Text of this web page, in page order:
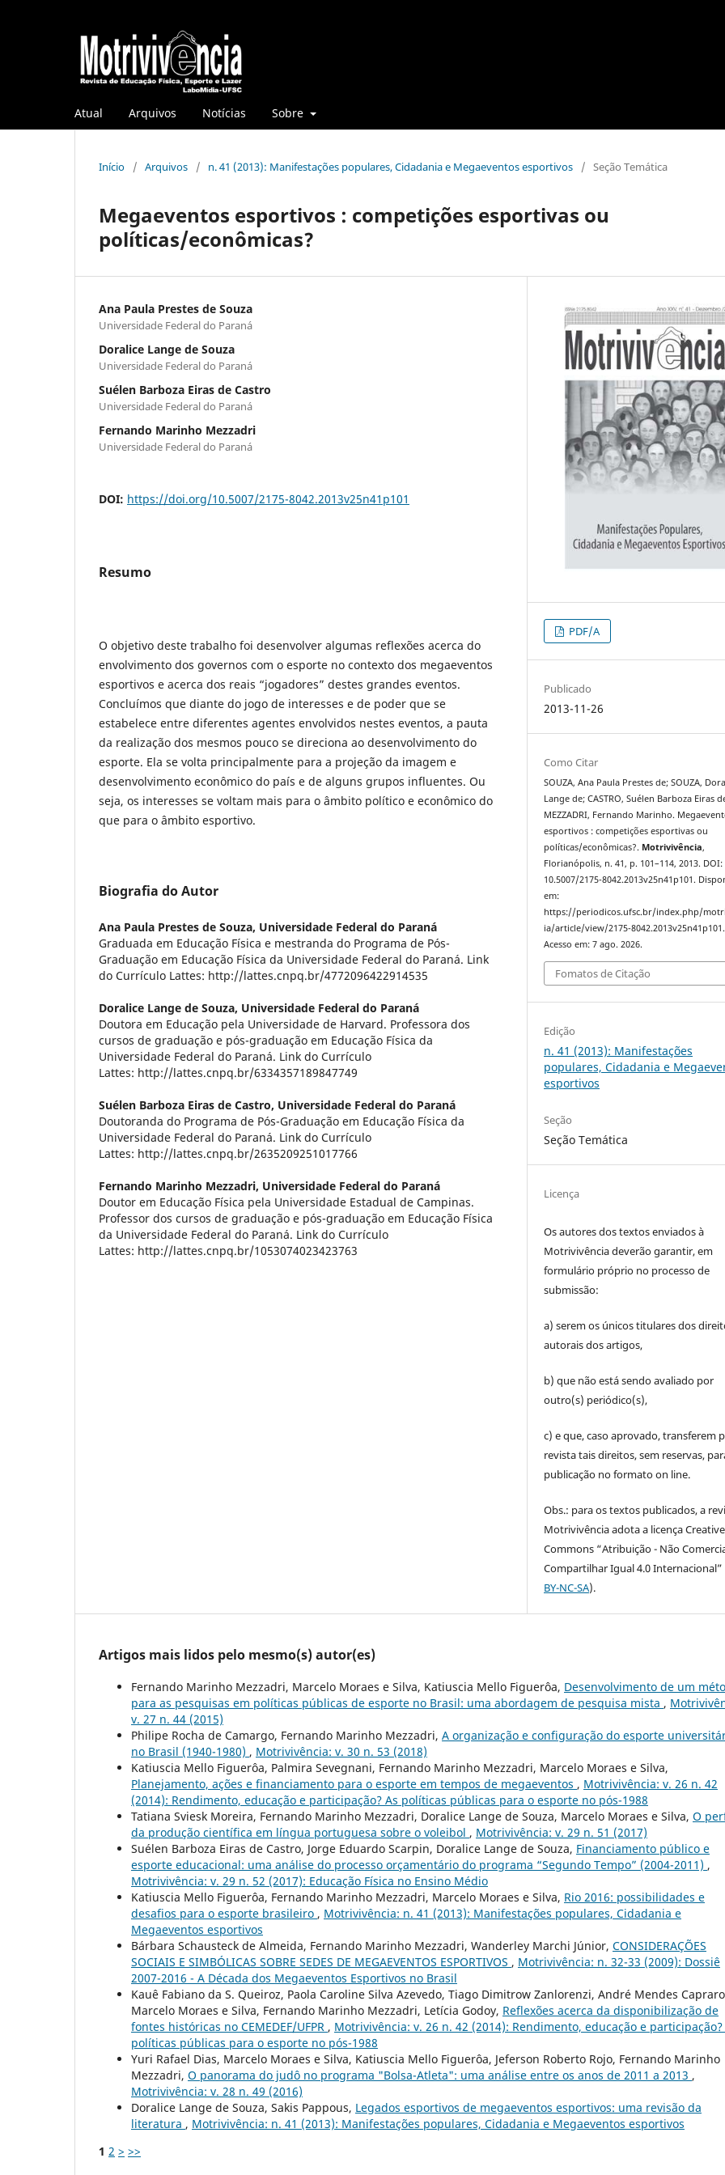
Atual Arquivos Notícias Sobre
Início / Arquivos / n. 41 (2013): Manifestações populares, Cidadania e Megaeventos esportivos / Seção Temática
Megaeventos esportivos : competições esportivas ou
políticas/econômicas?
Ana Paula Prestes de Souza
Universidade Federal do Paraná
Doralice Lange de Souza
Universidade Federal do Paraná
Suélen Barboza Eiras de Castro
Universidade Federal do Paraná
Fernando Marinho Mezzadri
Universidade Federal do Paraná
DOI: https://doi.org/10.5007/2175-8042.2013v25n41p101
Resumo
O objetivo deste trabalho foi desenvolver algumas reflexões acerca do
envolvimento dos governos com o esporte no contexto dos megaeventos
esportivos e acerca dos reais “jogadores” destes grandes eventos.
Concluímos que diante do jogo de interesses e de poder que se
estabelece entre diferentes agentes envolvidos nestes eventos, a pauta
da realização dos mesmos pouco se direciona ao desenvolvimento do
esporte. Ela se volta principalmente para a projeção da imagem e
desenvolvimento econômico do país e de alguns grupos influentes. Ou
seja, os interesses se voltam mais para o âmbito político e econômico do
que para o âmbito esportivo.
Biografia do Autor
Ana Paula Prestes de Souza, Universidade Federal do Paraná
Graduada em Educação Física e mestranda do Programa de Pós-
Graduação em Educação Física da Universidade Federal do Paraná. Link
do Currículo Lattes: http://lattes.cnpq.br/4772096422914535
Doralice Lange de Souza, Universidade Federal do Paraná
Doutora em Educação pela Universidade de Harvard. Professora dos
cursos de graduação e pós-graduação em Educação Física da
Universidade Federal do Paraná. Link do Currículo
Lattes: http://lattes.cnpq.br/6334357189847749
Suélen Barboza Eiras de Castro, Universidade Federal do Paraná
Doutoranda do Programa de Pós-Graduação em Educação Física da
Universidade Federal do Paraná. Link do Currículo
Lattes: http://lattes.cnpq.br/2635209251017766
Fernando Marinho Mezzadri, Universidade Federal do Paraná
Doutor em Educação Física pela Universidade Estadual de Campinas.
Professor dos cursos de graduação e pós-graduação em Educação Física
da Universidade Federal do Paraná. Link do Currículo
Lattes: http://lattes.cnpq.br/1053074023423763
PDF/A
Publicado
2013-11-26
Como Citar
SOUZA, Ana Paula Prestes de; SOUZA,
Lange de; CASTRO, Suélen Barboza Eiras
MEZZADRI, Fernando Marinho.
esportivos : competições esportivas ou
políticas/econômicas?. Motrivivência,
Florianópolis, n. 41, p. 101–114, 2013. DOI:
10.5007/2175-8042.2013v25n41p101.
em:
https://periodicos.ufsc.br/index.php/
ia/article/view/2175-8042.2013v25n41p101.
Acesso em: 7 ago. 2026.
Fomatos de Citação
Edição
n. 41 (2013): Manifestações
populares, Cidadania e
esportivos
Seção
Seção Temática
Licença
Os autores dos textos enviados à
Motrivivência deverão garantir, em
formulário próprio no processo de
submissão:
a) serem os únicos titulares dos
autorais dos artigos,
b) que não está sendo avaliado por
outro(s) periódico(s),
c) e que, caso aprovado, transferem
revista tais direitos, sem reservas,
publicação no formato on line.
Obs.: para os textos publicados, a
Motrivivência adota a licença Creative
Commons “Atribuição - Não
Compartilhar Igual 4.0 Internacional”
BY-NC-SA).
Artigos mais lidos pelo mesmo(s) autor(es)
Fernando Marinho Mezzadri, Marcelo Moraes e Silva, Katiuscia Mello Figuerôa, Desenvolvimento de um
para as pesquisas em políticas públicas de esporte no Brasil: uma abordagem de pesquisa mista ,
v. 27 n. 44 (2015)
Philipe Rocha de Camargo, Fernando Marinho Mezzadri, A organização e configuração do esporte
no Brasil (1940-1980) , Motrivivência: v. 30 n. 53 (2018)
Katiuscia Mello Figuerôa, Palmira Sevegnani, Fernando Marinho Mezzadri, Marcelo Moraes e Silva,
Planejamento, ações e financiamento para o esporte em tempos de megaeventos , Motrivivência: v. 26 n. 42
(2014): Rendimento, educação e participação? As políticas públicas para o esporte no pós-1988
Tatiana Sviesk Moreira, Fernando Marinho Mezzadri, Doralice Lange de Souza, Marcelo Moraes e Silva, O
da produção científica em língua portuguesa sobre o voleibol , Motrivivência: v. 29 n. 51 (2017)
Suélen Barboza Eiras de Castro, Jorge Eduardo Scarpin, Doralice Lange de Souza, Financiamento público e
esporte educacional: uma análise do processo orçamentário do programa “Segundo Tempo” (2004-2011) ,
Motrivivência: v. 29 n. 52 (2017): Educação Física no Ensino Médio
Katiuscia Mello Figuerôa, Fernando Marinho Mezzadri, Marcelo Moraes e Silva, Rio 2016: possibilidades e
desafios para o esporte brasileiro , Motrivivência: n. 41 (2013): Manifestações populares, Cidadania e
Megaeventos esportivos
Bárbara Schausteck de Almeida, Fernando Marinho Mezzadri, Wanderley Marchi Júnior, CONSIDERAÇÕES
SOCIAIS E SIMBÓLICAS SOBRE SEDES DE MEGAEVENTOS ESPORTIVOS , Motrivivência: n. 32-33 (2009): Dossiê
2007-2016 - A Década dos Megaeventos Esportivos no Brasil
Kauê Fabiano da S. Queiroz, Paola Caroline Silva Azevedo, Tiago Dimitrow Zanlorenzi, André Mendes
Marcelo Moraes e Silva, Fernando Marinho Mezzadri, Letícia Godoy, Reflexões acerca da disponibilização de
fontes históricas no CEMEDEF/UFPR , Motrivivência: v. 26 n. 42 (2014): Rendimento, educação e participação?
políticas públicas para o esporte no pós-1988
Yuri Rafael Dias, Marcelo Moraes e Silva, Katiuscia Mello Figuerôa, Jeferson Roberto Rojo, Fernando Marinho
Mezzadri, O panorama do judô no programa "Bolsa-Atleta": uma análise entre os anos de 2011 a 2013 ,
Motrivivência: v. 28 n. 49 (2016)
Doralice Lange de Souza, Sakis Pappous, Legados esportivos de megaeventos esportivos: uma revisão da
literatura , Motrivivência: n. 41 (2013): Manifestações populares, Cidadania e Megaeventos esportivos
1 2 > >>